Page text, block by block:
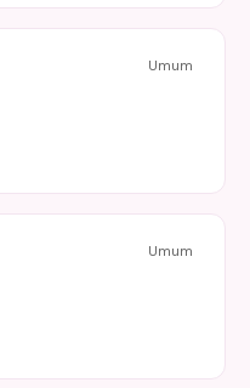
Umum
Umum